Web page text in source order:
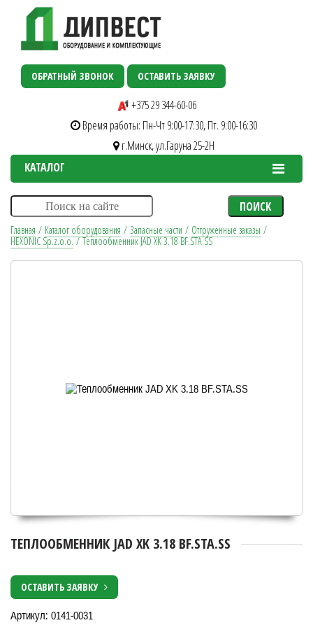
ОБРАТНЫЙ ЗВОНОК ОСТАВИТЬ ЗАЯВКУ
+375 29 344-60-06
Время работы: Пн-Чт 9:00-17:30, Пт. 9:00-16:30
г.Минск, ул.Гаруна 25-2H
КАТАЛОГ
ПОИСК
Главная / Каталог оборудования / Запасные части / Отгруженные заказы /
HEXONIC Sp.z.o.o./ Теплообменник JAD XK 3.18 BF.STA.SS
ТЕПЛООБМЕННИК JAD XK 3.18 BF.STA.SS
ОСТАВИТЬ ЗАЯВКУ
Артикул: 0141-0031